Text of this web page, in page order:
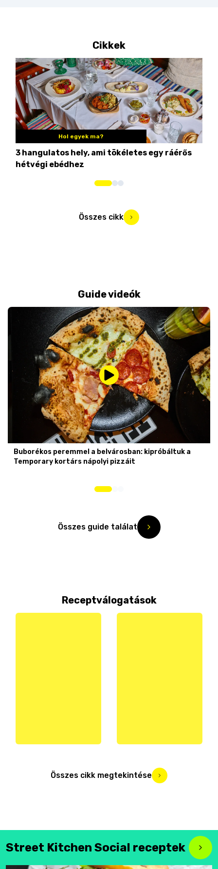
Cikkek
Hol egyek ma?
3 hangulatos hely, ami tökéletes egy ráérős
hétvégi ebédhez
Összes cikk
Guide videók
Buborékos peremmel a belvárosban: kipróbáltuk a
Temporary kortárs nápolyi pizzáit
Összes guide találat
Receptválogatások
Összes cikk megtekintése
Street Kitchen Social receptek